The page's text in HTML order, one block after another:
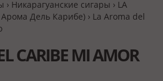
› Никарагуанские сигары › LA
Арома Дель Карибе) › La Aroma del
CARIBE MI AMOR